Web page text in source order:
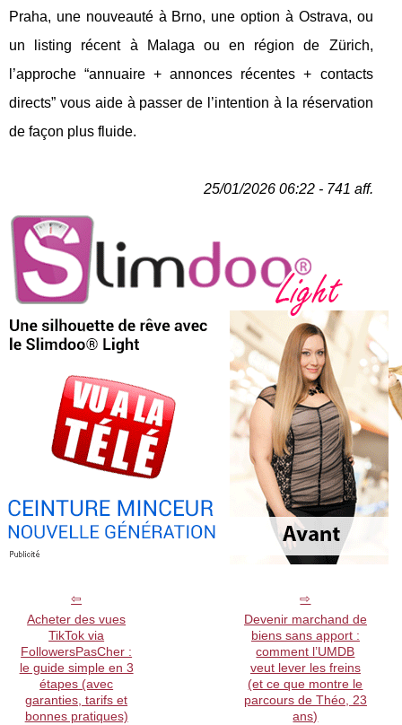
Praha, une nouveauté à Brno, une option à Ostrava, ou
un listing récent à Malaga ou en région de Zürich,
l’approche “annuaire + annonces récentes + contacts
directs” vous aide à passer de l’intention à la réservation
de façon plus fluide.
25/01/2026 06:22 - 741 aff.
Acheter des vues
TikTok via
FollowersPasCher :
le guide simple en 3
étapes (avec
garanties, tarifs et
bonnes pratiques)
Devenir marchand de
biens sans apport :
comment l’UMDB
veut lever les freins
(et ce que montre le
parcours de Théo, 23
ans)